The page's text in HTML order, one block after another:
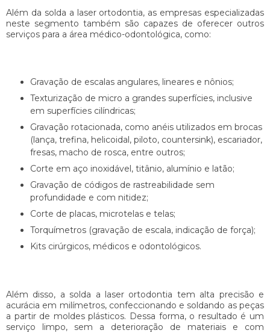
Além da solda a laser ortodontia, as empresas especializadas
neste segmento também são capazes de oferecer outros
serviços para a área médico-odontológica, como:
Gravação de escalas angulares, lineares e nônios;
Texturização de micro a grandes superfícies, inclusive
em superfícies cilíndricas;
Gravação rotacionada, como anéis utilizados em brocas
(lança, trefina, helicoidal, piloto, countersink), escariador,
fresas, macho de rosca, entre outros;
Corte em aço inoxidável, titânio, alumínio e latão;
Gravação de códigos de rastreabilidade sem
profundidade e com nitidez;
Corte de placas, microtelas e telas;
Torquímetros (gravação de escala, indicação de força);
Kits cirúrgicos, médicos e odontológicos.
Além disso, a solda a laser ortodontia tem alta precisão e
acurácia em milímetros, confeccionando e soldando as peças
a partir de moldes plásticos. Dessa forma, o resultado é um
serviço limpo, sem a deterioração de materiais e com